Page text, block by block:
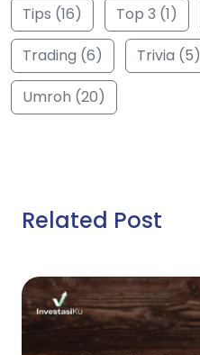
Tips (16)
Top 3 (1)
Trading (6)
Trivia (5)
Umroh (20)
Related Post